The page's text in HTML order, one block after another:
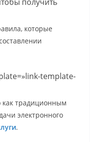
которые
template-
традиционным
электронного
.